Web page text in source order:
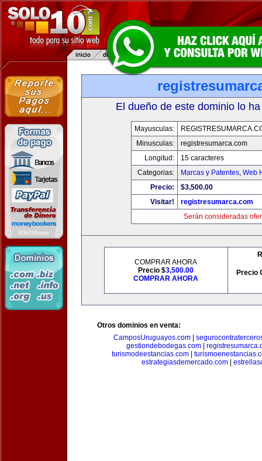
El dueño de este dominio lo
Mayusculas:
Minusculas:
registresumarca.com
Longitud:
15 caracteres
Categorias:
Marcas y Patentes, Web
Precio:
$3,500.00
Visitar!
registresumarca.com
Serán consideradas
COMPRAR AHORA
Precio $3,500.00
COMPRAR AHORA
Precio
Otros dominios en venta:
CamposUruguayos.com|
gestiondebodegas.com|
turismodeestancias.com
estrategiasdemercado.com